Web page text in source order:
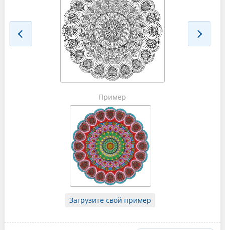
Пример
Загрузите свой пример